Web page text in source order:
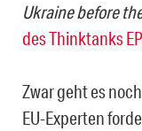
Ukraine before
des Thinktanks
Zwar geht es
EU-Experten